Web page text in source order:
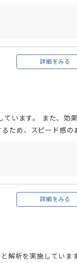
実施します。
詳細をみる
います。 また、効
ため、スピード感の
大幅な改善につながっ
詳細をみる
解析を実施していま